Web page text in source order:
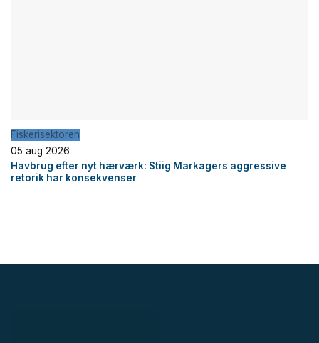
Fiskerisektoren
05 aug 2026
Havbrug efter nyt hærværk: Stiig Markagers aggressive
retorik har konsekvenser